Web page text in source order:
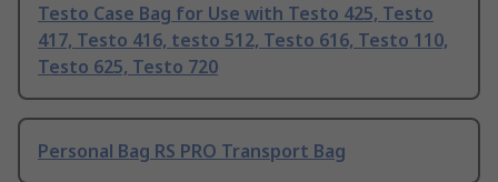
Testo Case Bag for Use with Testo 425, Testo
417, Testo 416, testo 512, Testo 616, Testo 110,
Testo 625, Testo 720
Personal Bag RS PRO Transport Bag